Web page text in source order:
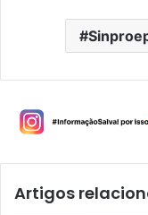
Artigos